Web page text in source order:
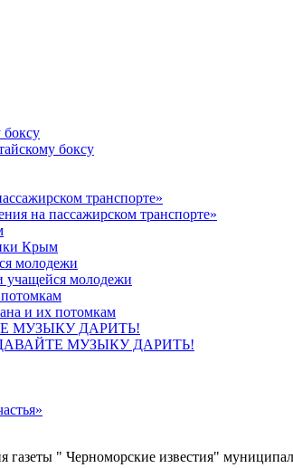
боксу
на пассажирском транспорте»
Крым
молодежи
и их потомкам
МУЗЫКУ ДАРИТЬ!
" Черноморские известия"